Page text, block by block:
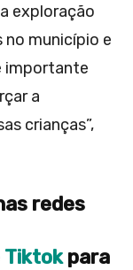
exploração
no município e
importante
a
crianças”,
redes
Tiktokpara